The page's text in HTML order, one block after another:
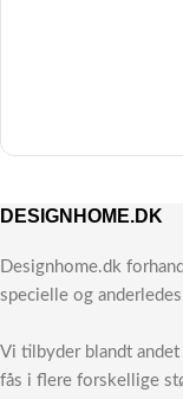
DESIGNHOME.DK
Designhome.dk
specielle og
Vi tilbyder blandt
fås i flere forskellige